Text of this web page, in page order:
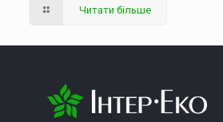
Читати більше